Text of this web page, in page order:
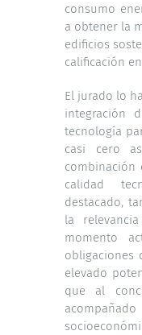
consumo
a obtener la
edificios
calificación
El jurado lo
integración
tecnología
casi cero
combinación
calidad
destacado,
la
momento
obligaciones
elevado
que al